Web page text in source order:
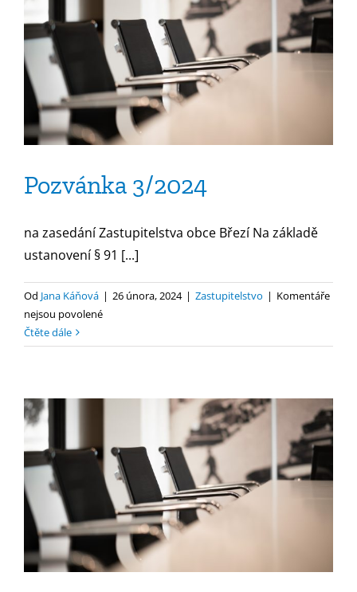
Pozvánka 3/2024
na zasedání Zastupitelstva obce Březí Na základě
ustanovení § 91 [...]
Od Jana Káňová | 26 února, 2024 | Zastupitelstvo | Komentáře
nejsou povolenéu
s
Čtěte dále